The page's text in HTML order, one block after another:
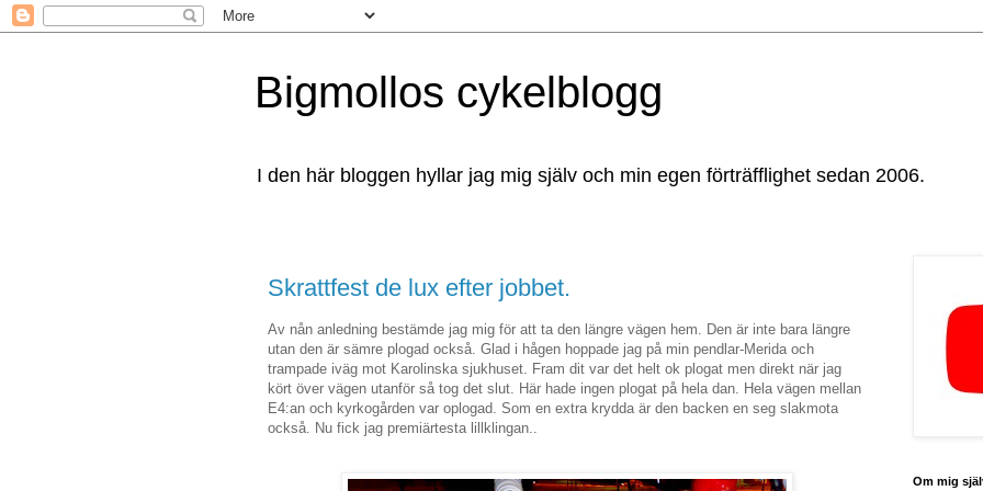
Bigmollos cykelblogg
I den här bloggen hyllar jag mig själv och min egen förträfflighet sedan 2006.
Skrattfest de lux efter jobbet.
Av nån anledning bestämde jag mig för att ta den längre vägen hem. Den är inte bara längre
utan den är sämre plogad också. Glad i hågen hoppade jag på min pendlar-Merida och
trampade iväg mot Karolinska sjukhuset. Fram dit var det helt ok plogat men direkt när jag
kört över vägen utanför så tog det slut. Här hade ingen plogat på hela dan. Hela vägen mellan
E4:an och kyrkogården var oplogad. Som en extra krydda är den backen en seg slakmota
också. Nu fick jag premiärtesta lillklingan..
Om mig